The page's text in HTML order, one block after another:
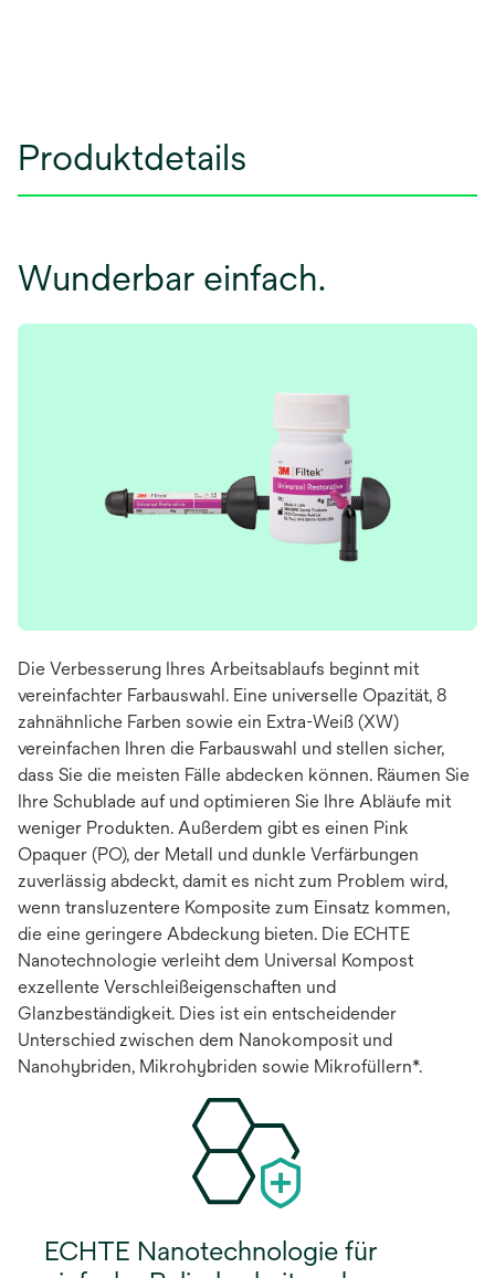
Produktdetails
Wunderbar einfach.
Die Verbesserung Ihres Arbeitsablaufs beginnt mit
vereinfachter Farbauswahl. Eine universelle Opazität, 8
zahnähnliche Farben sowie ein Extra-Weiß (XW)
vereinfachen Ihren die Farbauswahl und stellen sicher,
dass Sie die meisten Fälle abdecken können. Räumen Sie
Ihre Schublade auf und optimieren Sie Ihre Abläufe mit
weniger Produkten. Außerdem gibt es einen Pink
Opaquer (PO), der Metall und dunkle Verfärbungen
zuverlässig abdeckt, damit es nicht zum Problem wird,
wenn transluzentere Komposite zum Einsatz kommen,
die eine geringere Abdeckung bieten. Die ECHTE
Nanotechnologie verleiht dem Universal Kompost
exzellente Verschleißeigenschaften und
Glanzbeständigkeit. Dies ist ein entscheidender
Unterschied zwischen dem Nanokomposit und
Nanohybriden, Mikrohybriden sowie Mikrofüllern*.
ECHTE Nanotechnologie für